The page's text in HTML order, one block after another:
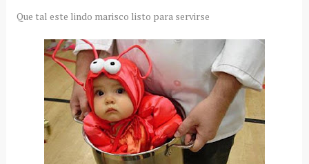
Que tal este lindo marisco listo para servirse